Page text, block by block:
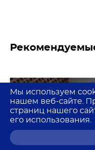
Опыт
интервью
Мы используем
нашем веб-сайте.
страниц нашего
его использования.